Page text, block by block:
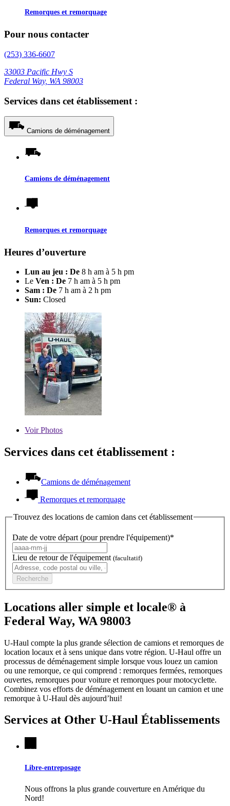
Remorques et remorquage
Pour nous contacter
(253) 336-6607
33003 Pacific Hwy S
Federal Way, WA 98003
Services dans cet établissement :
Camions de déménagement
Camions de déménagement
Remorques et remorquage
Heures d’ouverture
Lun au jeu : De 8 h am à 5 h pm
Le Ven : De 7 h am à 5 h pm
Sam : De 7 h am à 2 h pm
Sun: Closed
VoirPhotos
Services dans cet établissement :
Camions de déménagement
Remorques et remorquage
Trouvez des locations de camion dans cet établissement
Date de votre départ (pour prendre l'équipement)*
Lieu de retour de l'équipement (facultatif)
Recherche
Locations aller simple et locale® à
Federal Way, WA 98003
U-Haul compte la plus grande sélection de camions et remorques de
location locaux et à sens unique dans votre région. U-Haul offre un
processus de déménagement simple lorsque vous louez un camion
ou une remorque, ce qui comprend : remorques fermées, remorques
ouvertes, remorques pour voiture et remorques pour motocyclette.
Combinez vos efforts de déménagement en louant un camion et une
remorque à U-Haul dès aujourd’hui!
Services at Other U-Haul Établissements
Libre-entreposage
Nous offrons la plus grande couverture en Amérique du
Nord!